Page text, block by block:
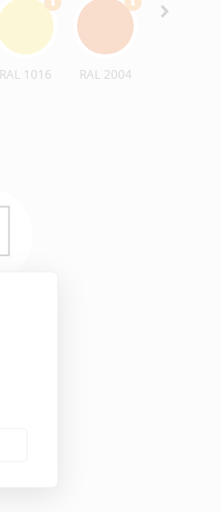
RAL 1016 RAL 2004